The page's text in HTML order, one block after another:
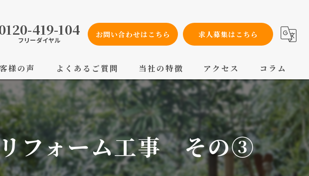
419-104
フリーダイヤル
お問い合わせはこちら 求人募集はこちら
様の声 よくあるご質問 当社の特徴
設備工事
内装工事
メンテナンス
配管工事
アクセス コラム
フォーム工事 その③